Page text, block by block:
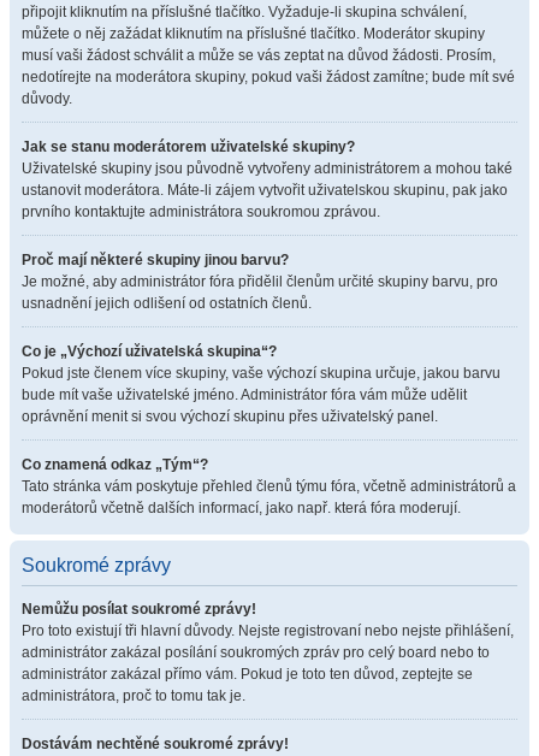
připojit kliknutím na příslušné tlačítko. Vyžaduje-li skupina schválení,
můžete o něj zažádat kliknutím na příslušné tlačítko. Moderátor skupiny
musí vaši žádost schválit a může se vás zeptat na důvod žádosti. Prosím,
nedotírejte na moderátora skupiny, pokud vaši žádost zamítne; bude mít své
důvody.
Jak se stanu moderátorem uživatelské skupiny?
Uživatelské skupiny jsou původně vytvořeny administrátorem a mohou také
ustanovit moderátora. Máte-li zájem vytvořit uživatelskou skupinu, pak jako
prvního kontaktujte administrátora soukromou zprávou.
Proč mají některé skupiny jinou barvu?
Je možné, aby administrátor fóra přidělil členům určité skupiny barvu, pro
usnadnění jejich odlišení od ostatních členů.
Co je „Výchozí uživatelská skupina“?
Pokud jste členem více skupiny, vaše výchozí skupina určuje, jakou barvu
bude mít vaše uživatelské jméno. Administrátor fóra vám může udělit
oprávnění menit si svou výchozí skupinu přes uživatelský panel.
Co znamená odkaz „Tým“?
Tato stránka vám poskytuje přehled členů týmu fóra, včetně administrátorů a
moderátorů včetně dalších informací, jako např. která fóra moderují.
Soukromé zprávy
Nemůžu posílat soukromé zprávy!
Pro toto existují tři hlavní důvody. Nejste registrovaní nebo nejste přihlášení,
administrátor zakázal posílání soukromých zpráv pro celý board nebo to
administrátor zakázal přímo vám. Pokud je toto ten důvod, zeptejte se
administrátora, proč to tomu tak je.
Dostávám nechtěné soukromé zprávy!